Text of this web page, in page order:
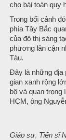
cho bài toán quy
Trong bối cảnh
phía Tây Bắc
của đô thị sáng
phương lân cận
Tàu.
Đây là những địa
gian xanh rộng
bộ và quan trọng
HCM, ông
Giáo sư, Tiến sĩ